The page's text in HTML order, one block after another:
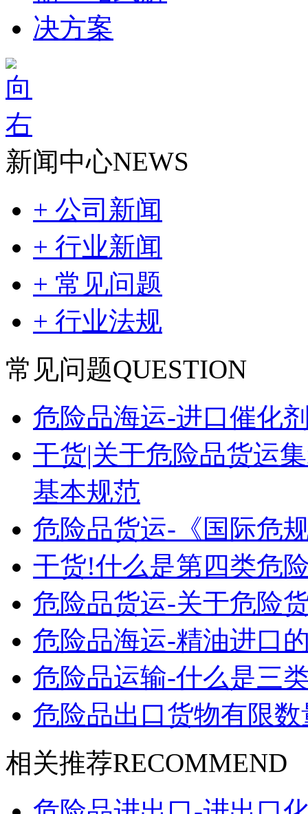
新闻中心NEWS
+ 公司新闻
+ 行业新闻
+ 常见问题
+ 行业法规
常见问题QUESTION
危险品海运-进口催化
干货|关于危险品货运
基本规范
危险品货运-《国际危
干货!什么是第四类危
危险品货运-关于危险
危险品海运-精油进口
危险品运输-什么是三
危险品出口货物有限
相关推荐RECOMMEND